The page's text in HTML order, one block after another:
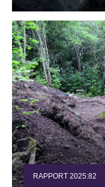
RAPPORT 2025:82